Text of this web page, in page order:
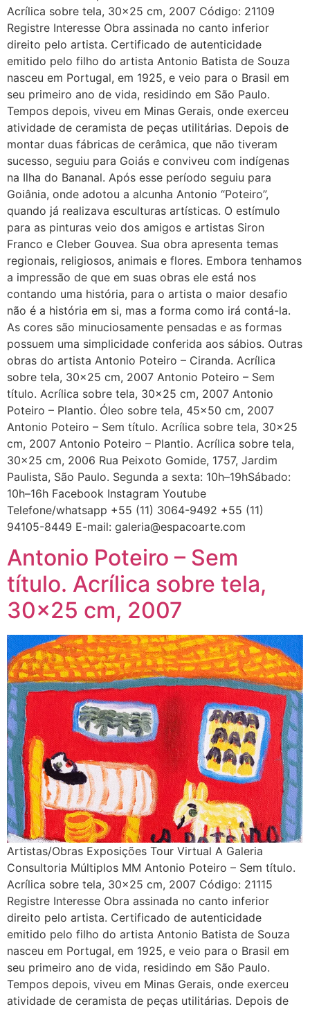
Acrílica sobre tela, 30×25 cm, 2007 Código: 21109
Registre Interesse Obra assinada no canto inferior
direito pelo artista. Certificado de autenticidade
emitido pelo filho do artista Antonio Batista de Souza
nasceu em Portugal, em 1925, e veio para o Brasil em
seu primeiro ano de vida, residindo em São Paulo.
Tempos depois, viveu em Minas Gerais, onde exerceu
atividade de ceramista de peças utilitárias. Depois de
montar duas fábricas de cerâmica, que não tiveram
sucesso, seguiu para Goiás e conviveu com indígenas
na Ilha do Bananal. Após esse período seguiu para
Goiânia, onde adotou a alcunha Antonio “Poteiro”,
quando já realizava esculturas artísticas. O estímulo
para as pinturas veio dos amigos e artistas Siron
Franco e Cleber Gouvea. Sua obra apresenta temas
regionais, religiosos, animais e flores. Embora tenhamos
a impressão de que em suas obras ele está nos
contando uma história, para o artista o maior desafio
não é a história em si, mas a forma como irá contá-la.
As cores são minuciosamente pensadas e as formas
possuem uma simplicidade conferida aos sábios. Outras
obras do artista Antonio Poteiro – Ciranda. Acrílica
sobre tela, 30×25 cm, 2007 Antonio Poteiro – Sem
título. Acrílica sobre tela, 30×25 cm, 2007 Antonio
Poteiro – Plantio. Óleo sobre tela, 45×50 cm, 2007
Antonio Poteiro – Sem título. Acrílica sobre tela, 30×25
cm, 2007 Antonio Poteiro – Plantio. Acrílica sobre tela,
30×25 cm, 2006 Rua Peixoto Gomide, 1757, Jardim
Paulista, São Paulo. Segunda a sexta: 10h–19hSábado:
10h–16h Facebook Instagram Youtube
Telefone/whatsapp +55 (11) 3064-9492 +55 (11)
94105-8449 E-mail: galeria@espacoarte.com
Antonio Poteiro – Sem
título. Acrílica sobre tela,
30×25 cm, 2007
Artistas/Obras Exposições Tour Virtual A Galeria
Consultoria Múltiplos MM Antonio Poteiro – Sem título.
Acrílica sobre tela, 30×25 cm, 2007 Código: 21115
Registre Interesse Obra assinada no canto inferior
direito pelo artista. Certificado de autenticidade
emitido pelo filho do artista Antonio Batista de Souza
nasceu em Portugal, em 1925, e veio para o Brasil em
seu primeiro ano de vida, residindo em São Paulo.
Tempos depois, viveu em Minas Gerais, onde exerceu
atividade de ceramista de peças utilitárias. Depois de